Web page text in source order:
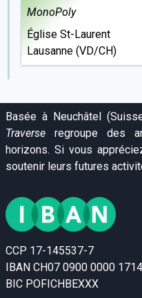
MonoPoly
Église St-Laurent
Lausanne (VD/CH)
Basée à Neuchâtel
Traverse regroupe des
horizons. Si vous
soutenir leurs futures
CCP 17-145537-7
IBAN CH07 0900 0000
BIC POFICHBEXXX